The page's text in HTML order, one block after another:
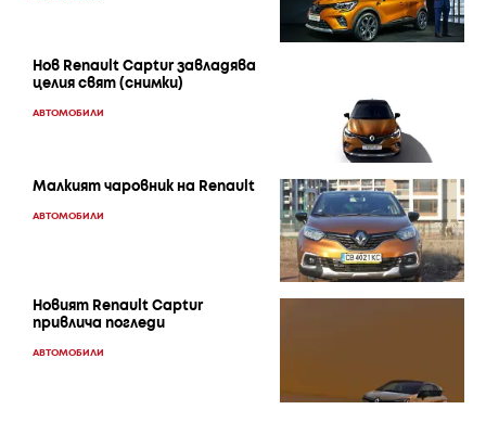
Нов Renault Captur завладява
целия свят (снимки)
АВТОМОБИЛИ
Малкият чаровник на Renault
АВТОМОБИЛИ
Новият Renault Captur
привлича погледи
АВТОМОБИЛИ